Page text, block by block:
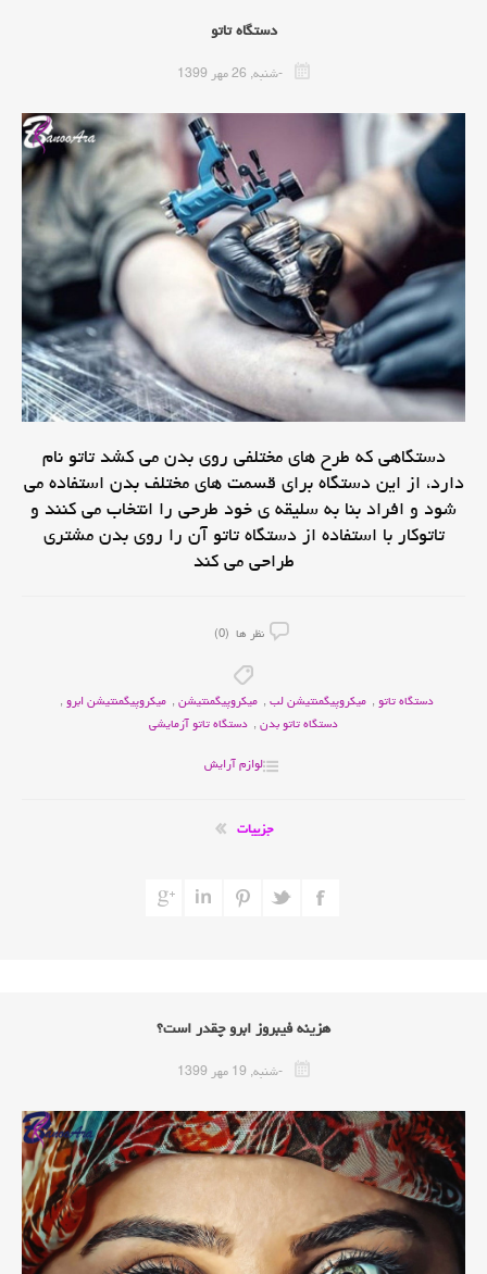
دستگاه تاتو
-شنبه, 26 مهر 1399
دستگاهی که طرح های مختلفی روی بدن می کشد تاتو نام
دارد، از این دستگاه برای قسمت های مختلف بدن استفاده می
شود و افراد بنا به سلیقه ی خود طرحی را انتخاب می کنند و
تاتوکار با استفاده از دستگاه تاتو آن را روی بدن مشتری
طراحی می کند
نظر ها (0)
دستگاه تاتو, میکروپیگمنتیشن لب, میکروپیگمنتیشن, میکروپیگمنتیشن ابرو,
دستگاه تاتو بدن, دستگاه تاتو آزمایشی
لوازم آرایش
جزییات
هزینه فیبروز ابرو چقدر است؟
-شنبه, 19 مهر 1399